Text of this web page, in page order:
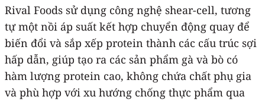
Rival Foods sử dụng công nghệ shear-cell, tương
tự một nồi áp suất kết hợp chuyển động quay để
biến đổi và sắp xếp protein thành các cấu trúc sợi
hấp dẫn, giúp tạo ra các sản phẩm gà và bò có
hàm lượng protein cao, không chứa chất phụ gia
và phù hợp với xu hướng chống thực phẩm qua